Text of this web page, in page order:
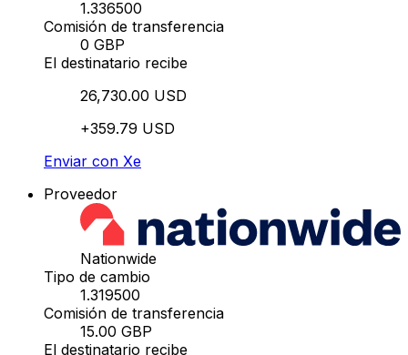
1.336500
Comisión de transferencia
0 GBP
El destinatario recibe
26,730.00 USD
+359.79 USD
Enviar con Xe
Proveedor
Nationwide
Tipo de cambio
1.319500
Comisión de transferencia
15.00 GBP
El destinatario recibe